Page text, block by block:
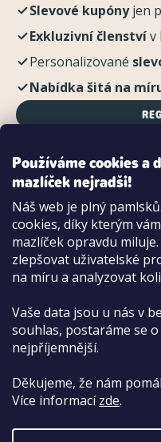
Používáme cookies a
mazlíček nejradši!
Náš web je plný
cookies, díky kterým
mazlíček opravdu
zlepšovat uživatelské
na míru a analyzovat
Vaše data jsou u nás v
souhlas, postaráme se
nejpříjemnější.
Děkujeme, že nám
Více informacízde.
Slevové kupónyjen
Exkluzivní členstvív
Personalizované
Nabídka šitá na
Možnosti platby:
Hotově i kartou na